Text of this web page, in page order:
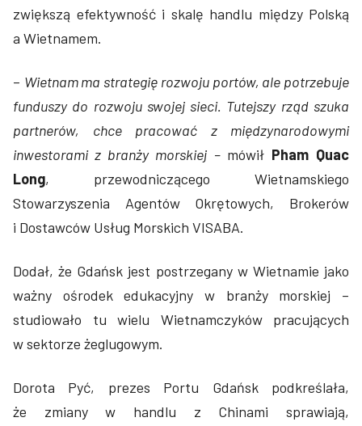
zwiększą efektywność i skalę handlu między Polską
a Wietnamem.
– Wietnam ma strategię rozwoju portów, ale potrzebuje
funduszy do rozwoju swojej sieci. Tutejszy rząd szuka
partnerów, chce pracować z międzynarodowymi
inwestorami z branży morskiej – mówił Pham Quac
Long, przewodniczącego Wietnamskiego
Stowarzyszenia Agentów Okrętowych, Brokerów
i Dostawców Usług Morskich VISABA.
Dodał, że Gdańsk jest postrzegany w Wietnamie jako
ważny ośrodek edukacyjny w branży morskiej –
studiowało tu wielu Wietnamczyków pracujących
w sektorze żeglugowym.
Dorota Pyć, prezes Portu Gdańsk podkreślała,
że zmiany w handlu z Chinami sprawiają,